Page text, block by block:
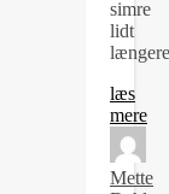
simre
lidt
læs
mere
Mette